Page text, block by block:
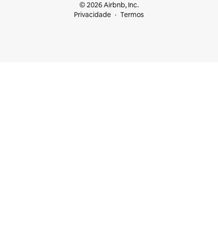
© 2026 Airbnb, Inc.
Privacidade
Termos